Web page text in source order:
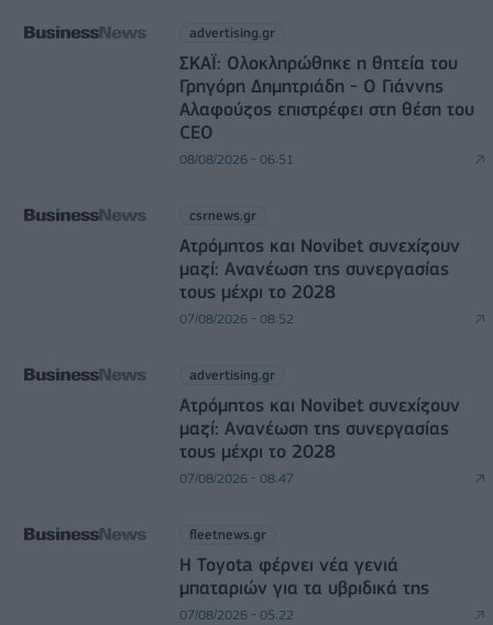
advertising.gr
ΣΚΑΪ: Ολοκληρώθηκε η θητεία του
Γρηγόρη Δημητριάδη - Ο Γιάννης
Αλαφούζος επιστρέφει στη θέση του
CEO
08/08/2026 - 06:51
csrnews.gr
Ατρόμητος και Novibet συνεχίζουν
μαζί: Ανανέωση της συνεργασίας
τους μέχρι το 2028
07/08/2026 - 08:52
advertising.gr
Ατρόμητος και Novibet συνεχίζουν
μαζί: Ανανέωση της συνεργασίας
τους μέχρι το 2028
07/08/2026 - 08:47
fleetnews.gr
Η Toyota φέρνει νέα γενιά
μπαταριών για τα υβριδικά της
07/08/2026 - 05:22